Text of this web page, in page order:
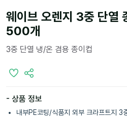
웨이브 오렌지 3중 단열
500개
3중 단열 냉/온 겸용 종이컵
- 상품 정보
내부PE코팅/식품지 외부 크라프트지 3